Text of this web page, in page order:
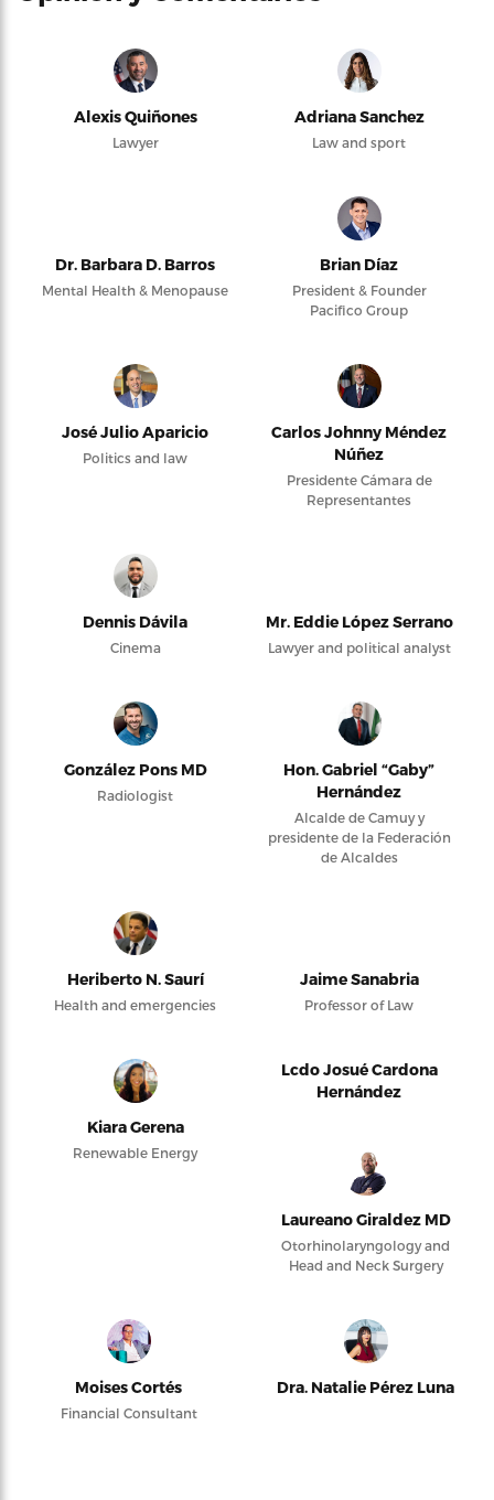
Alexis Quiñones
Lawyer
Adriana Sanchez
Law and sport
Dr. Barbara D. Barros
Mental Health & Menopause
Brian Díaz
President & Founder
Pacifico Group
José Julio Aparicio
Politics and law
Carlos Johnny Méndez
Núñez
Presidente Cámara de
Representantes
Dennis Dávila
Cinema
Mr. Eddie López Serrano
Lawyer and political analyst
González Pons MD
Radiologist
Hon. Gabriel “Gaby”
Hernández
Alcalde de Camuy y
presidente de la Federación
de Alcaldes
Heriberto N. Saurí
Health and emergencies
Jaime Sanabria
Professor of Law
Kiara Gerena
Renewable Energy
Lcdo Josué Cardona
Hernández
Laureano Giraldez MD
Otorhinolaryngology and
Head and Neck Surgery
Moises Cortés
Financial Consultant
Dra. Natalie Pérez Luna